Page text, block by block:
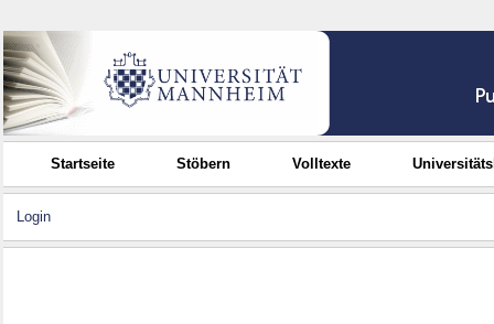
Startseite Stöbern Volltexte
Login